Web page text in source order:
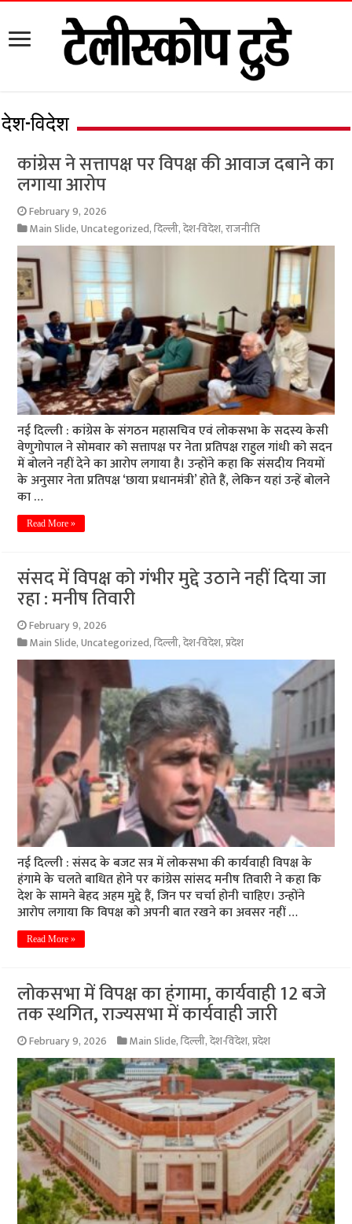
देश-विदेश
कांग्रेस ने सत्तापक्ष पर विपक्ष की आवाज दबाने का
लगाया आरोप
February 9, 2026
Main Slide,Uncategorized,दिल्ली,देश-विदेश,राजनीति
नई दिल्ली : कांग्रेस के संगठन महासचिव एवं लोकसभा के सदस्य केसी
वेणुगोपाल ने सोमवार को सत्तापक्ष पर नेता प्रतिपक्ष राहुल गांधी को सदन
में बोलने नहीं देने का आरोप लगाया है। उन्होंने कहा कि संसदीय नियमों
के अनुसार नेता प्रतिपक्ष ‘छाया प्रधानमंत्री’ होते हैं, लेकिन यहां उन्हें बोलने
का …
Read More »
संसद में विपक्ष को गंभीर मुद्दे उठाने नहीं दिया जा
रहा : मनीष तिवारी
February 9, 2026
Main Slide,Uncategorized,दिल्ली,देश-विदेश,प्रदेश
नई दिल्ली : संसद के बजट सत्र में लोकसभा की कार्यवाही विपक्ष के
हंगामे के चलते बाधित होने पर कांग्रेस सांसद मनीष तिवारी ने कहा कि
देश के सामने बेहद अहम मुद्दे हैं, जिन पर चर्चा होनी चाहिए। उन्होंने
आरोप लगाया कि विपक्ष को अपनी बात रखने का अवसर नहीं …
Read More »
लोकसभा में विपक्ष का हंगामा, कार्यवाही 12 बजे
तक स्थगित, राज्यसभा में कार्यवाही जारी
February 9, 2026 Main Slide,दिल्ली,देश-विदेश,प्रदेश